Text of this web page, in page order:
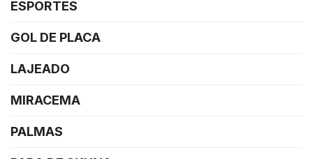
ESPORTES
GOL DE PLACA
LAJEADO
MIRACEMA
PALMAS